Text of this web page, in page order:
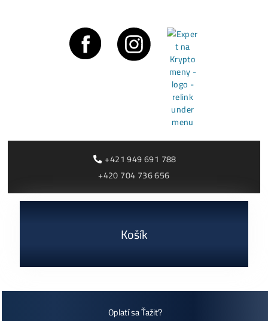
Rentabilita ťažby 2026: ktoré minery prerábajú?
Cenník a zisky minerov